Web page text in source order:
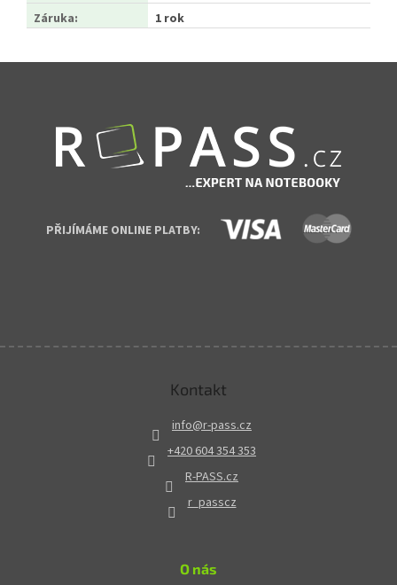
Záruka: 1 rok
PŘIJÍMÁME ONLINE PLATBY:
Kontakt
info@r-pass.cz
+420 604 354 353
R-PASS.cz
r_passcz
O nás